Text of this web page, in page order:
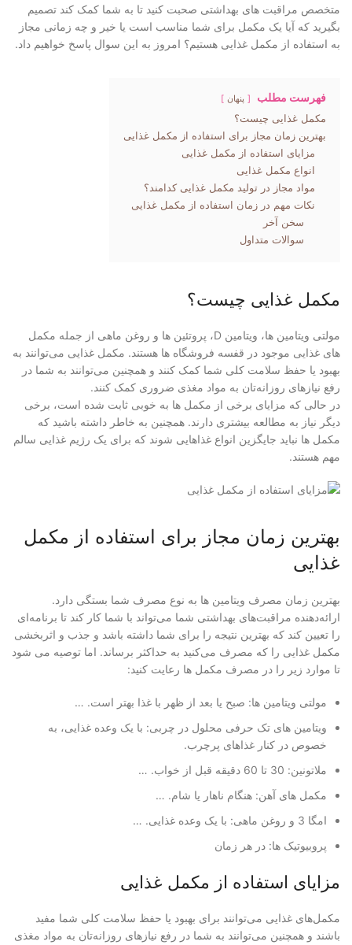
متخصص مراقبت های بهداشتی صحبت کنید تا به شما کمک کند تصمیم
بگیرید که آیا یک مکمل برای شما مناسب است یا خیر و چه زمانی مجاز
به استفاده از مکمل غذایی هستیم؟ امروز به این سوال پاسخ خواهیم داد.
فهرست مطلب پنهان
مکمل غذایی چیست؟
بهترین زمان مجاز برای استفاده از مکمل غذایی
مزایای استفاده از مکمل غذایی
انواع مکمل غذایی
مواد مجاز در تولید مکمل غذایی کدامند؟
نکات مهم در زمان استفاده از مکمل غذایی
سخن آخر
سوالات متداول
مکمل غذایی چیست؟
مولتی ویتامین ها، ویتامین D، پروتئین ها و روغن ماهی از جمله مکمل
های غذایی موجود در قفسه فروشگاه ها هستند. مکمل‌ غذایی می‌توانند به
بهبود یا حفظ سلامت کلی شما کمک کنند و همچنین می‌توانند به شما در
رفع نیازهای روزانه‌تان به مواد مغذی ضروری کمک کنند.
در حالی که مزایای برخی از مکمل ها به خوبی ثابت شده است، برخی
دیگر نیاز به مطالعه بیشتری دارند. همچنین به خاطر داشته باشید که
مکمل ها نباید جایگزین انواع غذاهایی شوند که برای یک رژیم غذایی سالم
مهم هستند.
بهترین زمان مجاز برای استفاده از مکمل
غذایی
بهترین زمان مصرف ویتامین ها به نوع مصرف شما بستگی دارد.
ارائه‌دهنده مراقبت‌های بهداشتی شما می‌تواند با شما کار کند تا برنامه‌ای
را تعیین کند که بهترین نتیجه را برای شما داشته باشد و جذب و اثربخشی
مکمل‌ غذایی را که مصرف می‌کنید به حداکثر برساند. اما توصیه می شود
تا موارد زیر را در مصرف مکمل ها رعایت کنید:
مولتی ویتامین ها: صبح یا بعد از ظهر با غذا بهتر است. …
ویتامین های تک حرفی محلول در چربی: با یک وعده غذایی، به
خصوص در کنار غذاهای پرچرب.
ملاتونین: 30 تا 60 دقیقه قبل از خواب. …
مکمل های آهن: هنگام ناهار یا شام. …
امگا 3 و روغن ماهی: با یک وعده غذایی. …
پروبیوتیک ها: در هر زمان
مزایای استفاده از مکمل غذایی
مکمل‌های غذایی می‌توانند برای بهبود یا حفظ سلامت کلی شما مفید
باشند و همچنین می‌توانند به شما در رفع نیازهای روزانه‌تان به مواد مغذی